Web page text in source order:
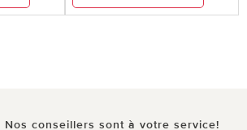
Nos conseillers sont à votre service!